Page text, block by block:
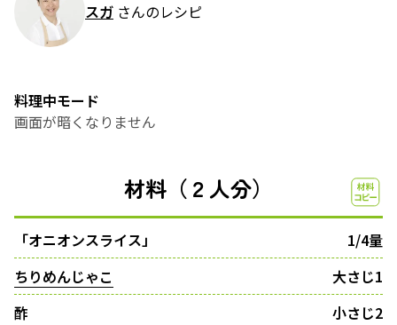
スガ さんのレシピ
料理中モード
画面が暗くなりません
材料（２人分）
「オニオンスライス」
1/4量
ちりめんじゃこ
大さじ1
酢
小さじ2